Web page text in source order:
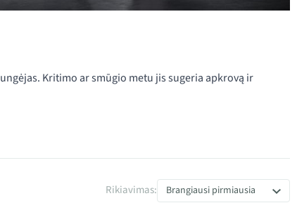
Kritimo ar smūgio metu jis sugeria apkrovą ir
Rikiavimas: Brangiausi pirmiausia